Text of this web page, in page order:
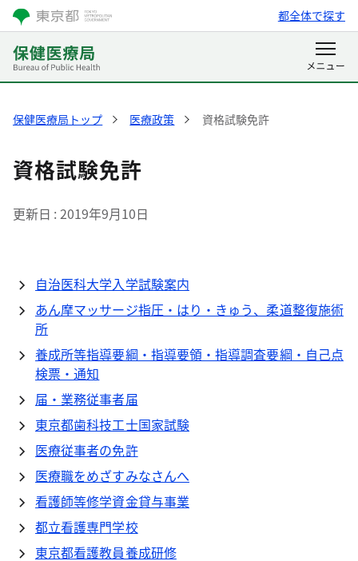
都全体で探す
保健医療局トップ 医療政策 資格試験免許
資格試験免許
更新日 2019年9月10日
自治医科大学入学試験案内
あん摩マッサージ指圧・はり・きゅう、柔道整復施術
所
養成所等指導要綱・指導要領・指導調査要綱・自己点
検票・通知
届・業務従事者届
東京都歯科技工士国家試験
医療従事者の免許
医療職をめざすみなさんへ
看護師等修学資金貸与事業
都立看護専門学校
東京都看護教員養成研修